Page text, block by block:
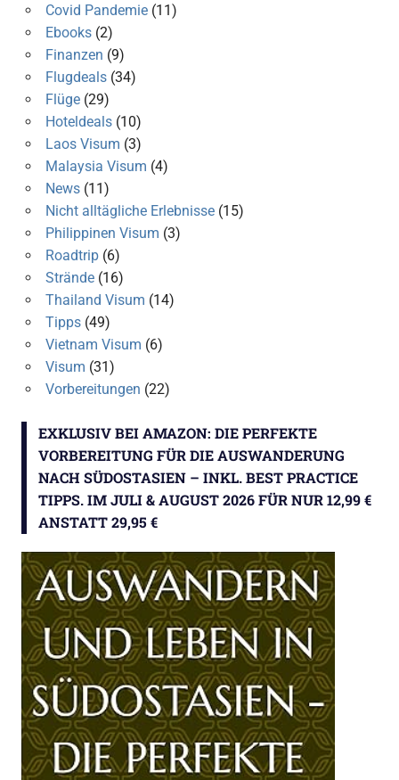
Covid Pandemie(11)
Ebooks(2)
Finanzen (9)
Flugdeals(34)
Flüge(29)
Hoteldeals(10)
Laos Visum (3)
Malaysia Visum (4)
News(11)
Nicht alltägliche Erlebnisse(15)
Philippinen Visum (3)
Roadtrip(6)
Strände(16)
Thailand Visum (14)
Tipps(49)
Vietnam Visum (6)
Visum (31)
Vorbereitungen (22)
EXKLUSIV BEI AMAZON: DIE PERFEKTE
VORBEREITUNG FÜR DIE AUSWANDERUNG
NACH SÜDOSTASIEN – INKL. BEST PRACTICE
TIPPS. IM JULI & AUGUST 2026 FÜR NUR 12,99 €
ANSTATT 29,95 €